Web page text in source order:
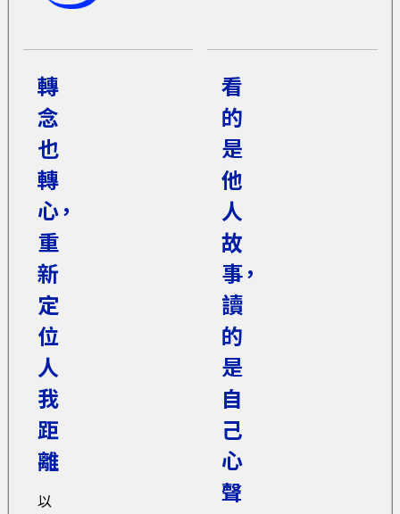
轉
念
也
轉
心，
重
新
定
位
人
我
距
離
以
看
的
是
他
人
故
事，
讀
的
是
自
己
心
聲